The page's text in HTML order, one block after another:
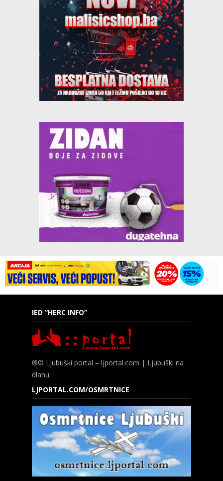
IED “HERC INFO”
®© Ljubuški portal – ljportal.com | Ljubuški na
dlanu
LJPORTAL.COM/OSMRTNICE